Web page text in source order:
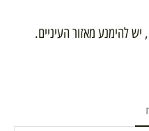
להימנע מאזור העיניים.